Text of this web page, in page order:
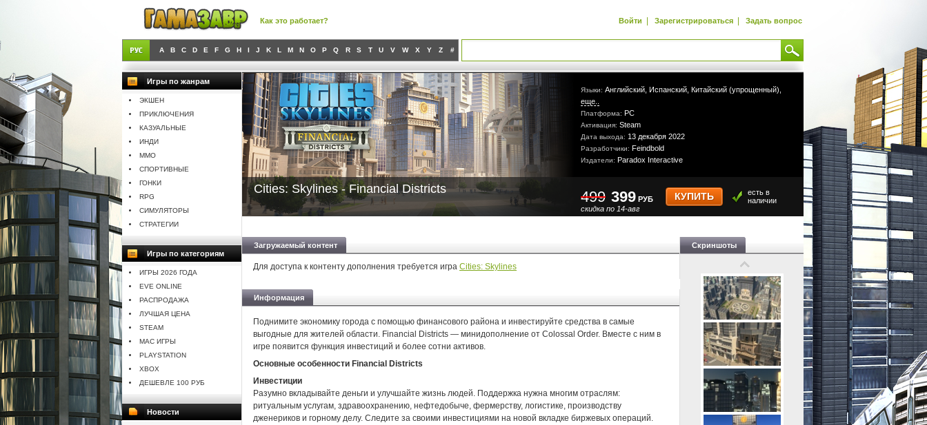
Как это работает? Войти | Зарегистрироваться | Задать вопрос
A B C D E F G H I J K L M N O P Q R S T U V W X Y Z #
Игры по жанрам
ЭКШЕН
ПРИКЛЮЧЕНИЯ
КАЗУАЛЬНЫЕ
ИНДИ
MMO
СПОРТИВНЫЕ
ГОНКИ
RPG
СИМУЛЯТОРЫ
СТРАТЕГИИ
Игры по категориям
ИГРЫ 2026 ГОДА
EVE ONLINE
РАСПРОДАЖА
ЛУЧШАЯ ЦЕНА
STEAM
MAC ИГРЫ
PLAYSTATION
XBOX
ДЕШЕВЛЕ 100 РУБ
Новости
Языки: Английский, Испанский, Китайский (упрощенный),
еще..
Платформа: PC
Активация: Steam
Дата выхода: 13 декабря 2022
Разработчики: Feindbold
Издатели: Paradox Interactive
Cities: Skylines - Financial Districts 499
скидка по 14-авг
399 РУБ КУПИТЬ
есть в
наличии
Загружаемый контент
Для доступа к контенту дополнения требуется игра Cities: Skylines
Информация
Поднимите экономику города с помощью финансового района и инвестируйте средства в самые
выгодные для жителей области. Financial Districts — минидополнение от Colossal Order. Вместе с ним в
игре появится функция инвестиций и более сотни активов.
Основные особенности Financial Districts
Инвестиции
Разумно вкладывайте деньги и улучшайте жизнь людей. Поддержка нужна многим отраслям:
ритуальным услугам, здравоохранению, нефтедобыче, фермерству, логистике, производству
дженериков и горному делу. Следите за своими инвестициями на новой вкладке биржевых операций.
Скриншоты